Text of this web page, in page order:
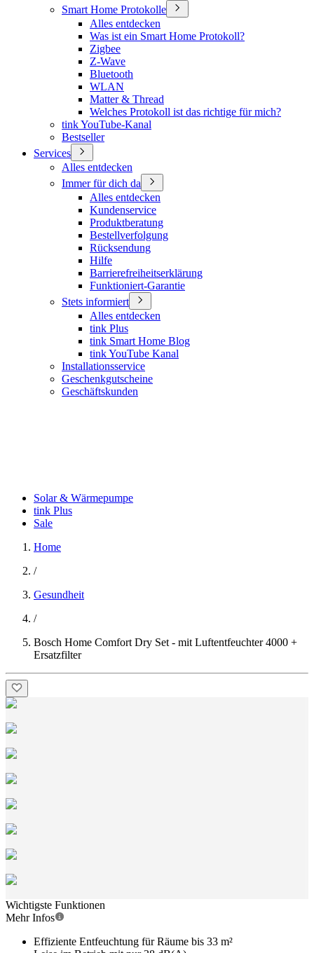
Smart Home Protokolle
Alles entdecken
Was ist ein Smart Home Protokoll?
Zigbee
Z-Wave
Bluetooth
WLAN
Matter & Thread
Welches Protokoll ist das richtige für mich?
tink YouTube-Kanal
Bestseller
Services
Alles entdecken
Immer für dich da
Alles entdecken
Kundenservice
Produktberatung
Bestellverfolgung
Rücksendung
Hilfe
Barrierefreiheitserklärung
Funktioniert-Garantie
Stets informiert
Alles entdecken
tink Plus
tink Smart Home Blog
tink YouTube Kanal
Installationsservice
Geschenkgutscheine
Geschäftskunden
Solar & Wärmepumpe
tink Plus
Sale
Home
/
Gesundheit
/
Bosch Home Comfort Dry Set - mit Luftentfeuchter 4000 +
Ersatzfilter
Wichtigste Funktionen
Mehr Infos
Effiziente Entfeuchtung für Räume bis 33 m²